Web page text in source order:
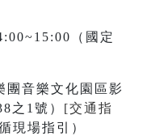
（國定
團音樂文化園區影
之1號） [交通指
現場指引）